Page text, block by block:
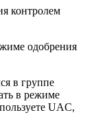
одобрения
в группе
в режиме
UAC,